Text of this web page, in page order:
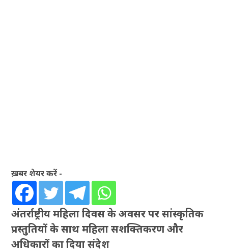
ख़बर शेयर करें -
अंतर्राष्ट्रीय महिला दिवस के अवसर पर सांस्कृतिक
प्रस्तुतियों के साथ महिला सशक्तिकरण और
अधिकारों का दिया संदेश